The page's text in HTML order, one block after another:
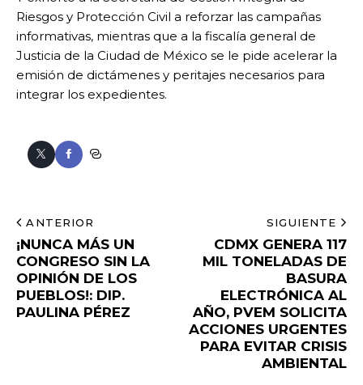
Riesgos y Protección Civil a reforzar las campañas
informativas, mientras que a la fiscalía general de
Justicia de la Ciudad de México se le pide acelerar la
emisión de dictámenes y peritajes necesarios para
integrar los expedientes.
ANTERIOR
¡NUNCA MÁS UN
CONGRESO SIN LA
OPINIÓN DE LOS
PUEBLOS!: DIP.
PAULINA PÉREZ
SIGUIENTE
CDMX GENERA 117
MIL TONELADAS DE
BASURA
ELECTRÓNICA AL
AÑO, PVEM SOLICITA
ACCIONES URGENTES
PARA EVITAR CRISIS
AMBIENTAL